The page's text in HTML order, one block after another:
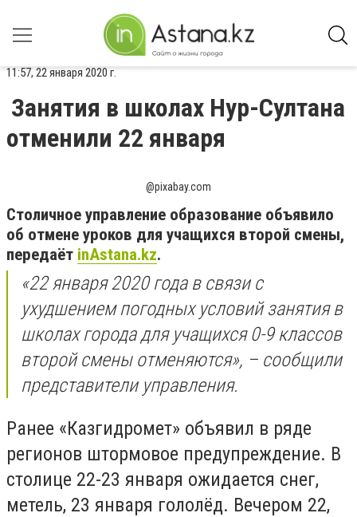
11:57, 22 января 2020 г.
Занятия в школах Нур-Султана
отменили 22 января
@pixabay.com
Столичное управление образование объявило
об отмене уроков для учащихся второй смены,
передаёт inAstana.kz.
«22 января 2020 года в связи с
ухудшением погодных условий занятия в
школах города для учащихся 0-9 классов
второй смены отменяются», – сообщили
представители управления.
Ранее «Казгидромет» объявил в ряде
регионов штормовое предупреждение. В
столице 22-23 января ожидается снег,
метель, 23 января гололёд. Вечером 22,